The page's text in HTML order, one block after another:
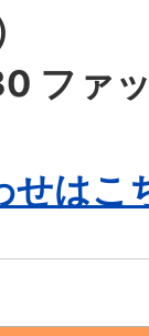
ファ
せはこ